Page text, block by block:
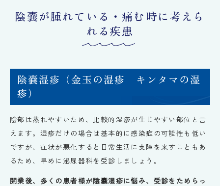
陰嚢が腫れている・痛む時に考えら
れる疾患
陰嚢湿疹（金玉の湿疹 キンタマの湿
疹）
陰部は蒸れやすいため、比較的湿疹が生じやすい部位と言
えます。湿疹だけの場合は基本的に感染症の可能性も低い
ですが、症状が悪化すると日常生活に支障を来すこともあ
るため、早めに泌尿器科を受診しましょう。
開業後、多くの患者様が陰嚢湿疹に悩み、受診をためらっ